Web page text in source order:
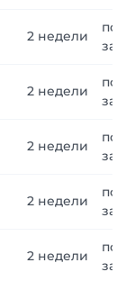
2 недели
по
2 недели
по
2 недели
по
2 недели
по
2 недели
по